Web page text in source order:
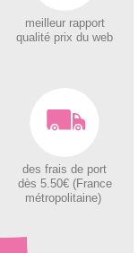
meilleur rapport
qualité prix du web
des frais de port
dès 5.50€ (France
métropolitaine)